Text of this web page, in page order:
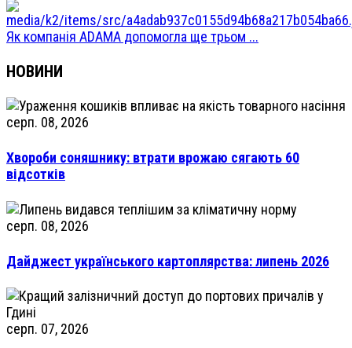
Як компанія ADAMA допомогла ще трьом ...
НОВИНИ
серп. 08, 2026
Хвороби соняшнику: втрати врожаю сягають 60
відсотків
серп. 08, 2026
Дайджест українського картоплярства: липень 2026
серп. 07, 2026